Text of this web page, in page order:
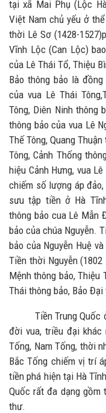
tại xã Mai Phụ (Lộc
Việt Nam chủ yếu ở
thời Lê Sơ (1428-
Vĩnh Lộc (Can Lộc)
của Lê Thái Tổ, Thiệu
Bảo thông bảo là
của vua Lê Thái
Tông, Diên Ninh thông
thông bảo của vua Lê
Thế Tông, Quang
Tông, Cảnh Thống
hiệu Cảnh Hưng, vua
chiếm số lượng áp
sưu tập tiền ở Hà
thông bảo cua Lê Mẫn
bảo của chúa Nguyễn.
bảo của Nguyễn Huệ
Tiền thời Nguyễn
Mệnh thông bảo, Thiệu
Thái thông bảo, Bảo Đại
Tiền Trung Quốc ở
đời vua, triều đại
Tống, Nam Tống, thời
Bắc Tống chiếm vị trí
tiền phá hiện tại Hà
Quốc rất đa dạng gồm
thư.